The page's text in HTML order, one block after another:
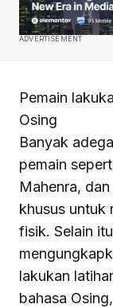
ADVERTISEMENT
Pemain
Osing
Banyak
pemain
Mahenra,
khusus untuk
fisik. Selain
lakukan
bahasa